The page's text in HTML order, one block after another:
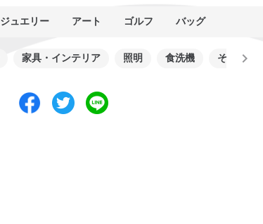
ジュエリー アート ゴルフ バッグ
家具・インテリア 照明 食洗機 その他生